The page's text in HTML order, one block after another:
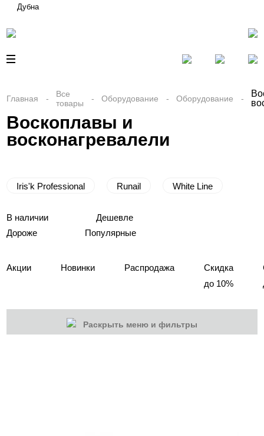
Дубна
Главная
Все
товары
Оборудование Оборудование
Воскоплавы и
восконагревалели
Iris'k Professional Runail White Line
В наличии
Дешевле
Дороже
Популярные
Акции Новинки Распродажа
Скидка
до 10%
Раскрыть меню и фильтры